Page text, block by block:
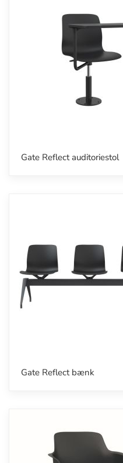
Gate Reflect auditoriestol
Gate Reflect bænk